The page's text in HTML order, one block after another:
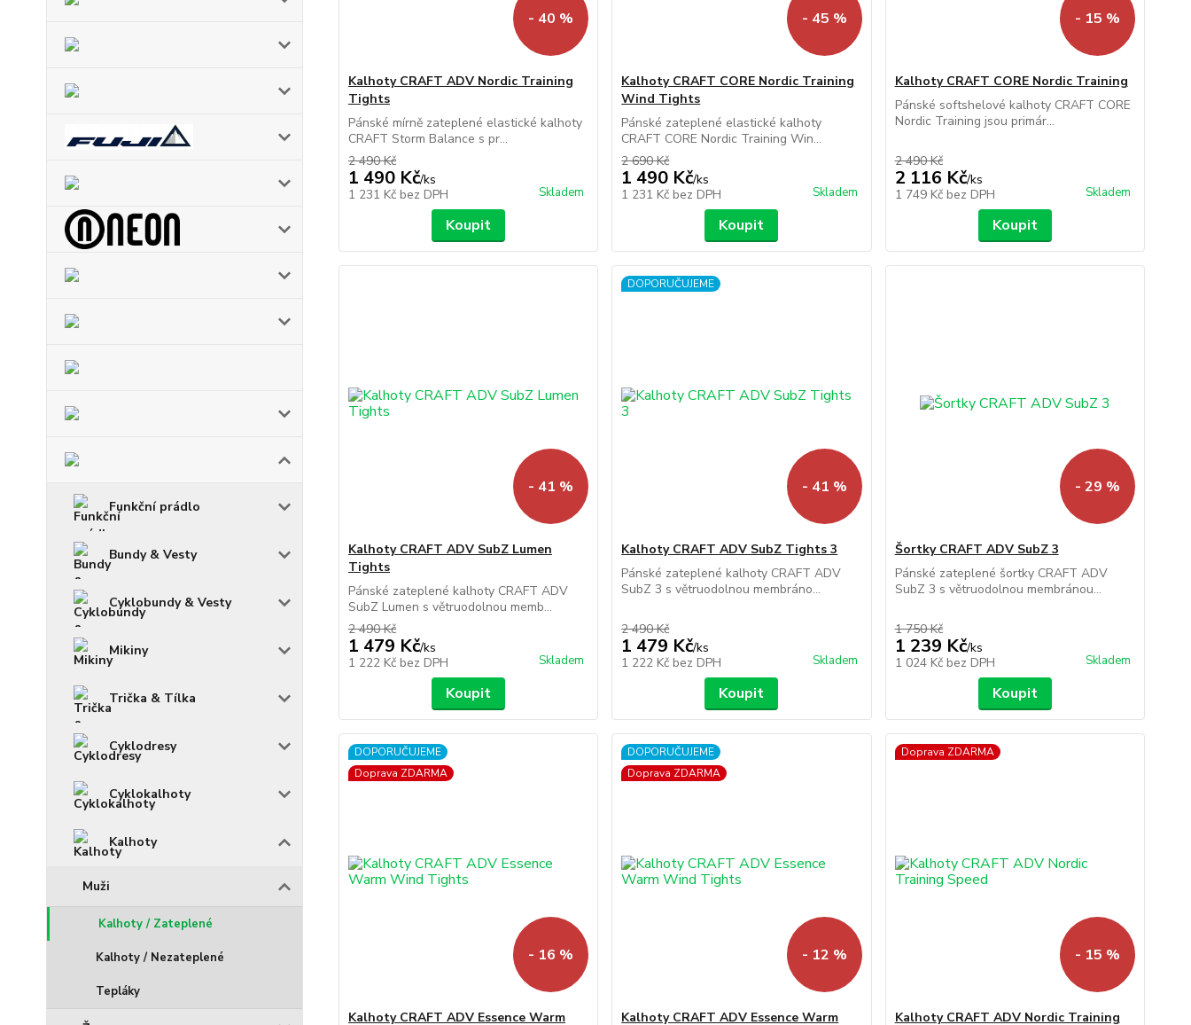
Funkční prádlo
Bundy & Vesty
Cyklobundy & Vesty
Mikiny
Trička & Tílka
Cyklodresy
Cyklokalhoty
Kalhoty
Muži
Kalhoty / Zateplené
Kalhoty / Nezateplené
Tepláky
- 40 %
Kalhoty CRAFT ADV Nordic Training
Tights
Pánské mírně zateplené elastické kalhoty
CRAFT Storm Balance s pr...
2 490 Kč
1 490 Kč/ks
1 231 Kč bez DPH Skladem
Koupit
- 45 %
Kalhoty CRAFT CORE Nordic Training
Wind Tights
Pánské zateplené elastické kalhoty
CRAFT CORE Nordic Training Win...
2 690 Kč
1 490 Kč/ks
1 231 Kč bez DPH Skladem
Koupit
- 15 %
Kalhoty CRAFT CORE Nordic Training
Pánské softshelové kalhoty CRAFT CORE
Nordic Training jsou primár...
2 490 Kč
2 116 Kč/ks
1 749 Kč bez DPH Skladem
Koupit
- 41 %
Kalhoty CRAFT ADV SubZ Lumen
Tights
Pánské zateplené kalhoty CRAFT ADV
SubZ Lumen s větruodolnou memb...
2 490 Kč
1 479 Kč/ks
1 222 Kč bez DPH Skladem
Koupit
DOPORUČUJEME
- 41 %
Kalhoty CRAFT ADV SubZ Tights 3
Pánské zateplené kalhoty CRAFT ADV
SubZ 3 s větruodolnou membráno...
2 490 Kč
1 479 Kč/ks
1 222 Kč bez DPH Skladem
Koupit
- 29 %
Šortky CRAFT ADV SubZ 3
Pánské zateplené šortky CRAFT ADV
SubZ 3 s větruodolnou membránou...
1 750 Kč
1 239 Kč/ks
1 024 Kč bez DPH Skladem
Koupit
DOPORUČUJEME
Doprava ZDARMA
- 16 %
Kalhoty CRAFT ADV Essence Warm
DOPORUČUJEME
Doprava ZDARMA
- 12 %
Kalhoty CRAFT ADV Essence Warm
Doprava ZDARMA
- 15 %
Kalhoty CRAFT ADV Nordic Training